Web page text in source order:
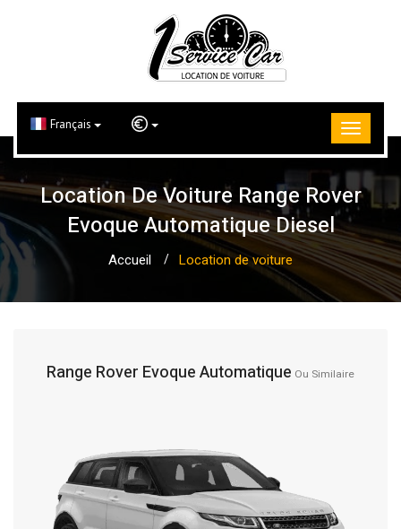
Français
Location De Voiture Range Rover
Evoque Automatique Diesel
Accueil Location de voiture
Range Rover Evoque Automatique Ou Similaire